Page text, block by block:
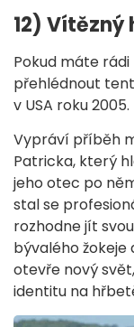
12) Vítězný
Pokud máte
přehlédnout
v USA roku 2005.
Vypráví příběh
Patricka, který
jeho otec po
stal se
rozhodne jít
bývalého
otevře nový
identitu na